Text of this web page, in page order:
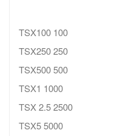
TSX100 100
TSX250 250
TSX500 500
TSX1 1000
TSX 2.5 2500
TSX5 5000